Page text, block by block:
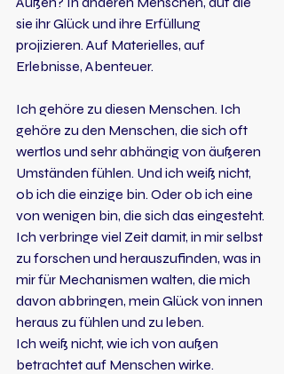
sie ihr Glück und ihre Erfüllung
projizieren. Auf Materielles, auf
Erlebnisse, Abenteuer.
Ich gehöre zu diesen Menschen. Ich
gehöre zu den Menschen, die sich oft
wertlos und sehr abhängig von äußeren
Umständen fühlen. Und ich weiß nicht,
ob ich die einzige bin. Oder ob ich eine
von wenigen bin, die sich das eingesteht.
Ich verbringe viel Zeit damit, in mir selbst
zu forschen und herauszufinden, was in
mir für Mechanismen walten, die mich
davon abbringen, mein Glück von innen
heraus zu fühlen und zu leben.
Ich weiß nicht, wie ich von außen
betrachtet auf Menschen wirke.